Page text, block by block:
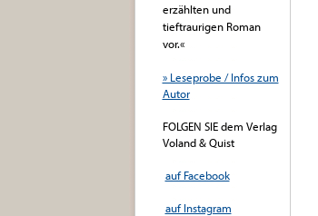
erzählten und
tieftraurigen Roman
vor.«
» Leseprobe / Infos zum
Autor
FOLGEN SIE dem Verlag
Voland & Quist
auf Facebook
auf Instagram